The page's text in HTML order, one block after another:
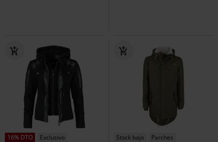
16% DTO
Exclusivo
Stock bajo Parches